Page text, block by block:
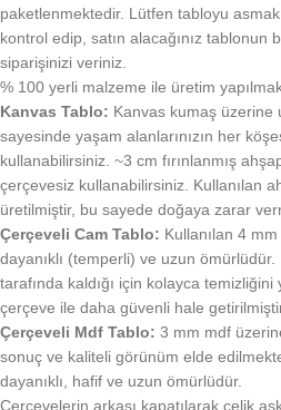
paketlenmektedir. Lütfen tabloyu
kontrol edip, satın alacağınız tablonun
siparişinizi veriniz.
% 100 yerli malzeme ile üretim
Kanvas Tablo: Kanvas kumaş
sayesinde yaşam alanlarınızın her
kullanabilirsiniz. ~3 cm fırınlanmış
çerçevesiz kullanabilirsiniz. Kullanılan
üretilmiştir, bu sayede doğaya zarar
Çerçeveli Cam Tablo: Kullanılan 4
dayanıklı (temperli) ve uzun ömürlüdür.
tarafında kaldığı için kolayca
çerçeve ile daha güvenli hale
Çerçeveli Mdf Tablo: 3 mm mdf
sonuç ve kaliteli görünüm elde
dayanıklı, hafif ve uzun ömürlüdür.
Çerçevelerin arkası kapatılarak çelik